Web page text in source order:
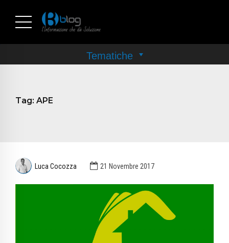
Tag: APE
Luca Cocozza 21 Novembre 2017